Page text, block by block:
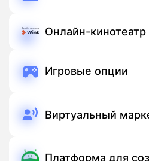
ПодпискаОнлайн-кинотеатр
Подписка
Игровые опции
Виртуальный
Платформа для